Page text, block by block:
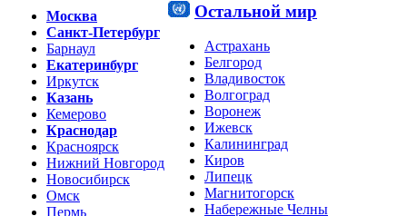
Москва
Санкт-Петербург
Барнаул
Екатеринбург
Иркутск
Казань
Кемерово
Краснодар
Красноярск
Нижний Новгород
Новосибирск
Омск
Пермь
Остальной мир
Астрахань
Белгород
Владивосток
Волгоград
Воронеж
Ижевск
Калининград
Киров
Липецк
Магнитогорск
Набережные Челны